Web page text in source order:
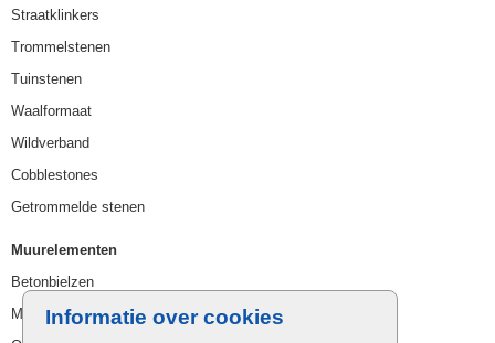
Informatie over cookies
Straatklinkers
Trommelstenen
Tuinstenen
Waalformaat
Wildverband
Cobblestones
Getrommelde stenen
Muurelementen
Betonbielzen
Muurstenen